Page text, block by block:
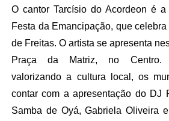
O cantor Tarcísio do Acordeon é
Festa da Emancipação, que
de Freitas. O artista se apresenta
Praça da Matriz, no Centro.
valorizando a cultura local, os
contar com a apresentação do DJ
Samba de Oyá, Gabriela Oliveira